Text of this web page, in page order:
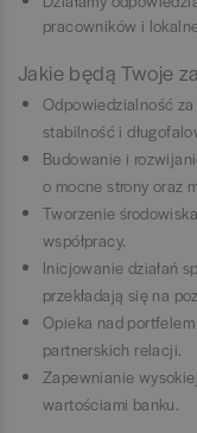
pracowników i
Jakie będą Twoje
Odpowiedzialność
stabilność i
Budowanie i
o mocne strony oraz
Tworzenie
współpracy.
Inicjowanie działań
przekładają się na
Opieka nad
partnerskich relacji.
Zapewnianie
wartościami banku.